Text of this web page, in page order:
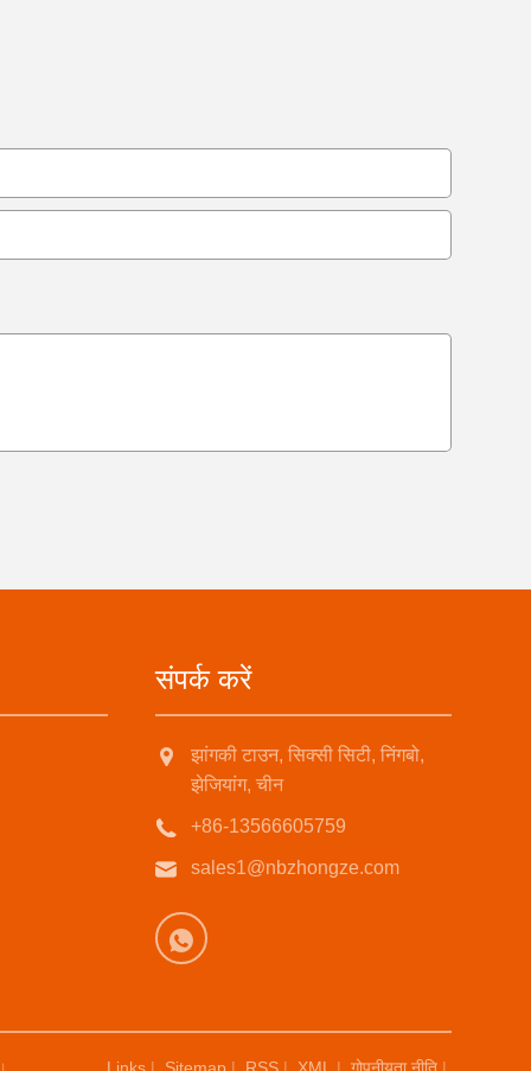
संपर्क करें
झांगकी टाउन, सिक्सी सिटी, निंगबो,
झेजियांग, चीन
+86-13566605759
sales1@nbzhongze.com